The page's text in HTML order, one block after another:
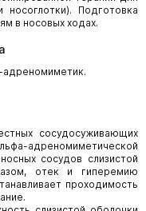
Подготовка
в носовых ходах.
адреномиметик.
сосудосуживающих
адреномиметической
сосудов слизистой
отек и гиперемию
проходимость